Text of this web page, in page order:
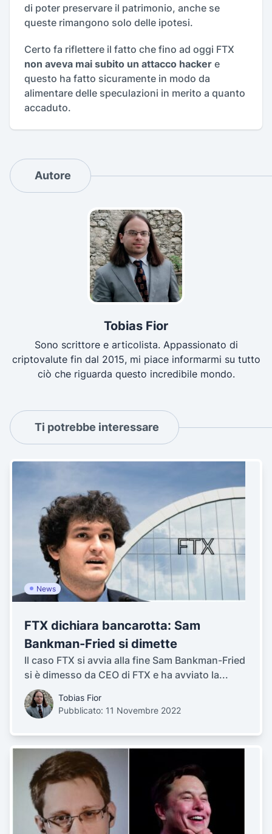
di poter preservare il patrimonio, anche se
queste rimangono solo delle ipotesi.
Certo fa riflettere il fatto che fino ad oggi FTX
non aveva mai subito un attacco hacker e
questo ha fatto sicuramente in modo da
alimentare delle speculazioni in merito a quanto
accaduto.
Autore
Tobias Fior
Sono scrittore e articolista. Appassionato di
criptovalute fin dal 2015, mi piace informarmi su tutto
ciò che riguarda questo incredibile mondo.
Ti potrebbe interessare
News
FTX dichiara bancarotta: Sam
Bankman-Fried si dimette
Il caso FTX si avvia alla fine Sam Bankman-Fried
si è dimesso da CEO di FTX e ha avviato la...
Tobias Fior
Pubblicato: 11 Novembre 2022